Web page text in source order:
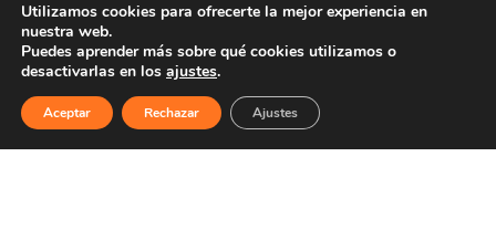
Legal
Aviso Legal
Política de Privacidad
Política de Cookies
Utilizamos cookies para ofrecerte la mejor experiencia en
nuestra web.
Puedes aprender más sobre qué cookies utilizamos o
desactivarlas en los ajustes.
Aceptar Rechazar Ajustes